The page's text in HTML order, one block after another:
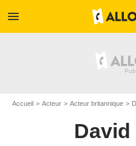
menu
Accueil Acteur Acteur britannique
David